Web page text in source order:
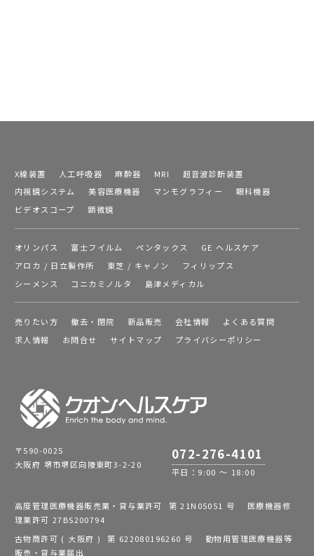
X線装置 人工呼吸器 麻酔器 MRI
超音波診断装置
内視鏡システム
美容医療機器 マンモグラフィー
眼科機器
ビデオスコープ
顕微鏡
オリンパス 富士フイルム ペンタックス
GE ヘルスケア
アロカ / 日立製作所
東芝 / キャノン
フィリップス
シーメンス
コニカミノルタ 島津メディカル
売りたい方 撤去・閉院 新品販売 会社情報
よくある質問
求人情報
お問合せ サイトマップ プライバシーポリシー
〒590-0025
大阪府 堺市堺区向陵東町3-2-20
072-276-4101
平日：9:00 ～ 18:00
高度管理医療機器販売業・貸与業許可 第 21N05051 号 医療機器修
理業許可 27BS200794
古物商許可 ( 大阪府 ) 第 622080196260 号 動物用管理医療機器等
販売・貸与業届出